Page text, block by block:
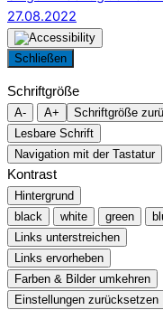
27.08.2022
Schließen
Schriftgröße
A- A+
Schriftgröße
Lesbare Schrift
Navigation mit der Tastatur
Kontrast
Hintergrund
black
white green
Links unterstreichen
Links ervorheben
Farben & Bilder umkehren
Einstellungen zurücksetzen